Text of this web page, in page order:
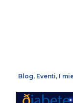
Blog, Eventi, I